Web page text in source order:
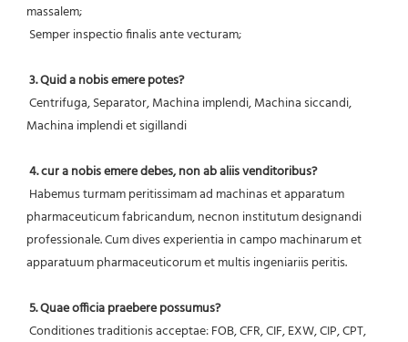
massalem;
Semper inspectio finalis ante vecturam;
3. Quid a nobis emere potes?
Machina implendi et sigillandi
4. cur a nobis emere debes, non ab aliis venditoribus?
pharmaceuticum fabricandum, necnon institutum designandi
professionale. Cum dives experientia in campo machinarum et
apparatuum pharmaceuticorum et multis ingeniariis peritis.
5. Quae officia praebere possumus?